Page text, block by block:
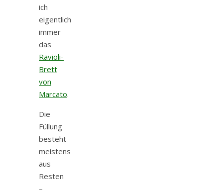
ich
eigentlich
immer
das
Ravioli-
Brett
von
Marcato.
Die
Füllung
besteht
meistens
aus
Resten
–